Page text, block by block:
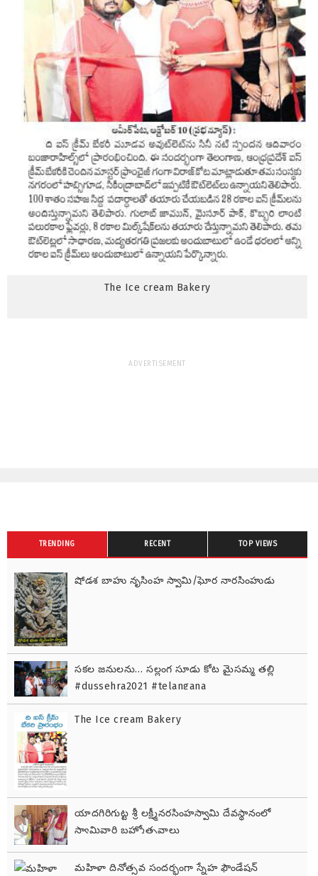
The Ice cream Bakery
ADVERTISEMENT
TRENDING RECENT TOP VIEWS
షోడశ బాహు నృసింహ స్వామి/ఘోర నారసింహుడు
సకల జనులను… సల్లంగ సూడు కోట మైసమ్మ తల్లి
#dussehra2021 #telangana
The Ice cream Bakery
యాదగిరిగుట్ట శ్రీ లక్ష్మీనరసింహస్వామి దేవస్థానంలో
స్వామివారి బ్రహ్మోత్సవాలు
మహిళా దినోత్సవ సందర్భంగా స్నేహ ఫౌండేషన్